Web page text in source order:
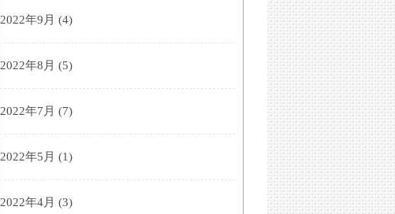
2022年9月 (4)
2022年8月 (5)
2022年7月 (7)
2022年5月 (1)
2022年4月 (3)